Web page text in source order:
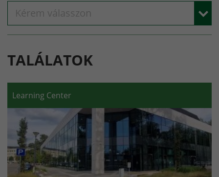
Kérem válasszon
TALÁLATOK
Learning Center